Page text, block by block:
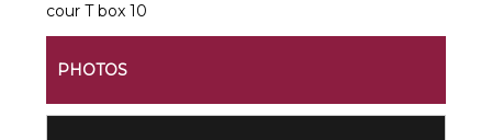
cour T box 10
PHOTOS